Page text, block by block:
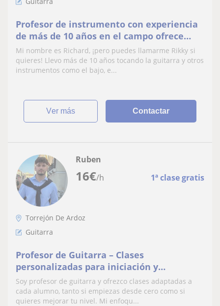
Profesor de instrumento con experiencia
de más de 10 años en el campo ofrece
clases para aprender a tocar y cuidar tu
instrumento
Mi nombre es Richard, ¡pero puedes llamarme Rikky si
quieres! Llevo más de 10 años tocando la guitarra y otros
instrumentos como el bajo, e...
ver más Contactar
16€/h 1ª clase gratis
Ruben
Torrejón De Ardoz
Guitarra
Profesor de Guitarra – Clases
personalizadas para iniciación y
diferentes niveles
Soy profesor de guitarra y ofrezco clases adaptadas a
cada alumno, tanto si empiezas desde cero como si
quieres mejorar tu nivel. Mi enfoqu...